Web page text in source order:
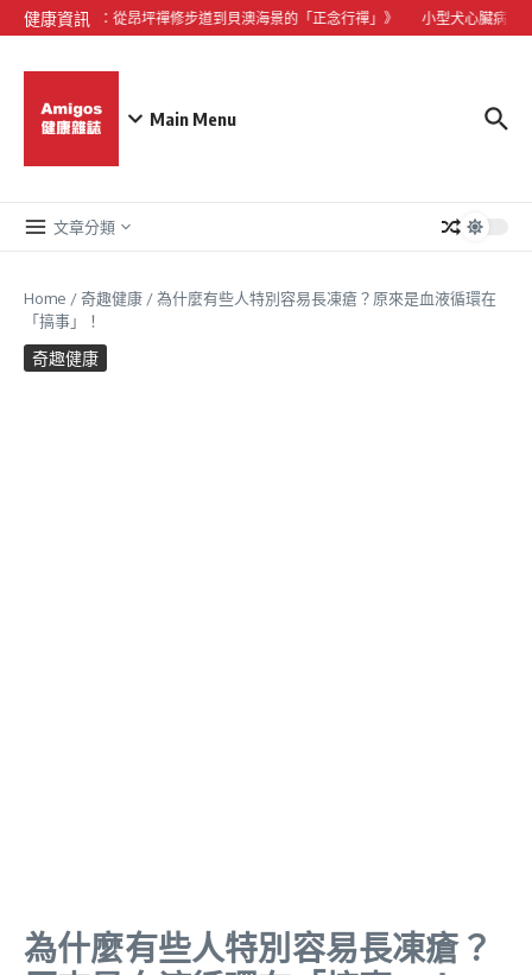
Skip to content
健康資訊
心靈微度假：從昂坪禪修步道到貝澳海景的「正念行禪」》 小型犬心臟病與貓
Main Menu
文章分類
Home /奇趣健康 /為什麼有些人特別容易長凍瘡？原來是血液循環在
「搞事」！
奇趣健康
為什麼有些人特別容易長凍瘡？